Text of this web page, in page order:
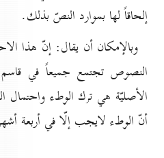
إلحاقاً لها بموارد النصّ بذلك.
وبالإمكان أن يقال: إنّ هذا
النصوص تجتمع جميعاً في
الأصليّة هي ترك الوطء
أنّ الوطء لايجب إلّا في أربعة